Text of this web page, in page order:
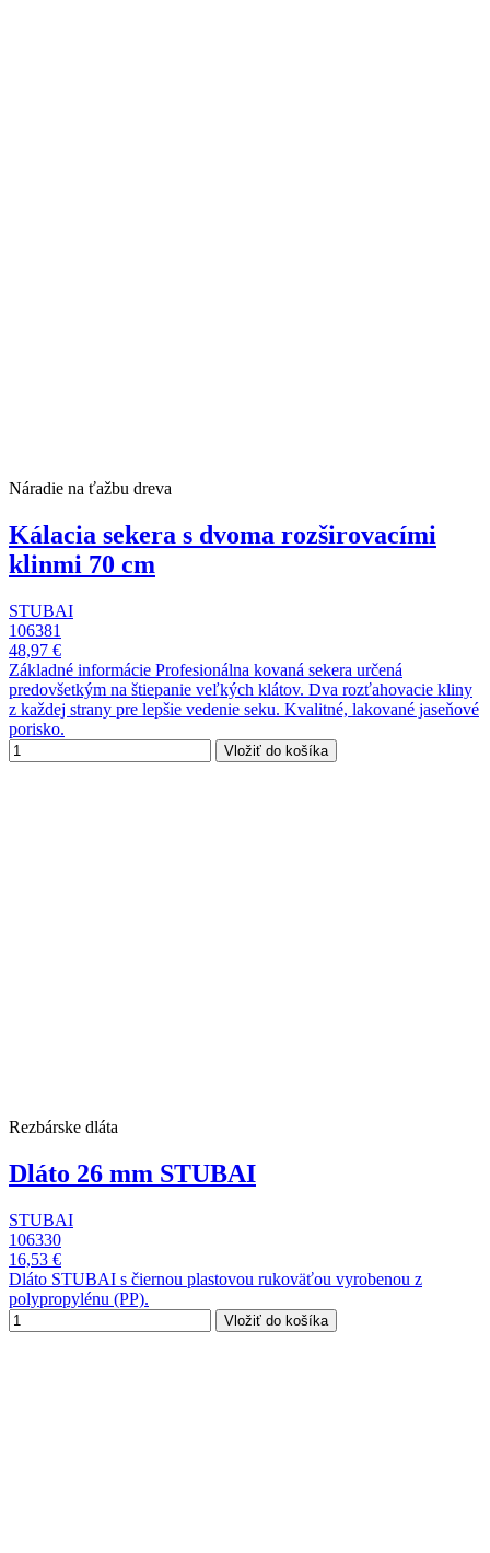
Náradie na ťažbu dreva
Kálacia sekera s dvoma rozširovacími
klinmi 70 cm
STUBAI
106381
48,97 €
Základné informácie Profesionálna kovaná sekera určená
predovšetkým na štiepanie veľkých klátov. Dva rozťahovacie kliny
z každej strany pre lepšie vedenie seku. Kvalitné, lakované jaseňové
porisko.
Vložiť do košíka
Rezbárske dláta
Dláto 26 mm STUBAI
STUBAI
106330
16,53 €
Dláto STUBAI s čiernou plastovou rukoväťou vyrobenou z
polypropylénu (PP).
Vložiť do košíka